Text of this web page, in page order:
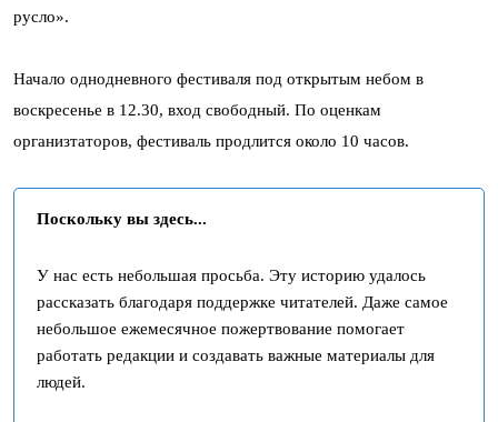
русло».
Начало однодневного фестиваля под открытым небом в
воскресенье в 12.30, вход свободный. По оценкам
организтаторов, фестиваль продлится около 10 часов.
Поскольку вы здесь...
У нас есть небольшая просьба. Эту историю удалось
рассказать благодаря поддержке читателей. Даже самое
небольшое ежемесячное пожертвование помогает
работать редакции и создавать важные материалы для
людей.